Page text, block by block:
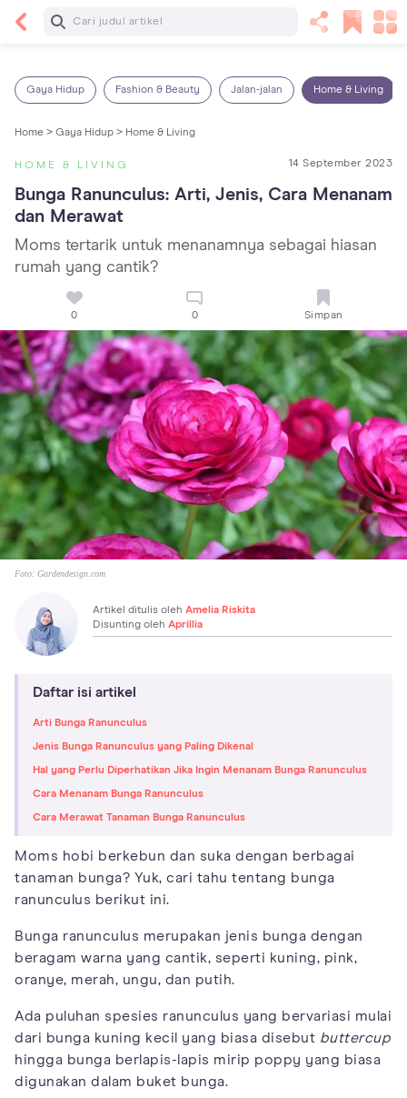
Baca Selanjutnya
Gaya Hidup Fashion & Beauty Jalan-jalan Home & Living
Home > Gaya Hidup > Home & Living
HOME & LIVING 14 September 2023
Bunga Ranunculus: Arti, Jenis, Cara Menanam
dan Merawat
Moms tertarik untuk menanamnya sebagai hiasan
rumah yang cantik?
0 0 Simpan
Foto: Gardendesign.com
Artikel ditulis oleh Amelia Riskita
Disunting oleh Aprillia
Daftar isi artikel
Arti Bunga Ranunculus
Jenis Bunga Ranunculus yang Paling Dikenal
Hal yang Perlu Diperhatikan Jika Ingin Menanam Bunga Ranunculus
Cara Menanam Bunga Ranunculus
Cara Merawat Tanaman Bunga Ranunculus
Moms hobi berkebun dan suka dengan berbagai
tanaman bunga? Yuk, cari tahu tentang bunga
ranunculus berikut ini.
Bunga ranunculus merupakan jenis bunga dengan
beragam warna yang cantik, seperti kuning, pink,
oranye, merah, ungu, dan putih.
Ada puluhan spesies ranunculus yang bervariasi mulai
dari bunga kuning kecil yang biasa disebut buttercup
hingga bunga berlapis-lapis mirip poppy yang biasa
digunakan dalam buket bunga.